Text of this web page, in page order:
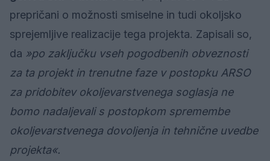
prepričani o možnosti smiselne in tudi okoljsko
sprejemljive realizacije tega projekta. Zapisali so,
da »po zaključku vseh pogodbenih obveznosti
za ta projekt in trenutne faze v postopku ARSO
za pridobitev okoljevarstvenega soglasja ne
bomo nadaljevali s postopkom spremembe
okoljevarstvenega dovoljenja in tehnične uvedbe
projekta«.